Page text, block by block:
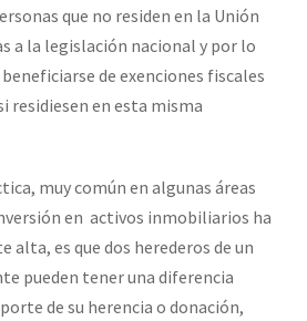
que no residen en la Unión
a la legislación nacional y por lo
de exenciones fiscales
residiesen en esta misma
muy común en algunas áreas
en activos inmobiliarios ha
es que dos herederos de un
pueden tener una diferencia
de su herencia o donación,